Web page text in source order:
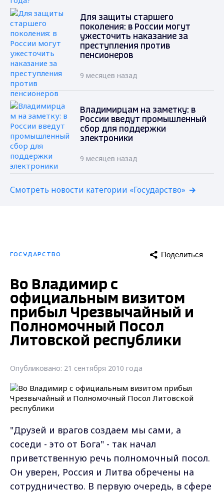
Для защиты старшего
поколения: в России могут
ужесточить наказание за
преступления против
пенсионеров
9 месяцев назад
Владимирцам на заметку: в
России введут промышленный
сбор для поддержки
электроники
9 месяцев назад
Смотреть новости категории «Государство»
ГОСУДАРСТВО Поделиться
Во Владимир с
официальным визитом
прибыл Чрезвычайный и
Полномочный Посол
Литовской республики
Опубликовано: 21 сентября 2010 года
"Друзей и врагов создаем мы сами, а
соседи - это от Бога" - так начал
приветственную речь полномочный посол.
Он уверен, Россия и Литва обречены на
сотрудничество. В первую очередь, в сфере